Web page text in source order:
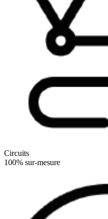
Circuits
100% sur-mesure